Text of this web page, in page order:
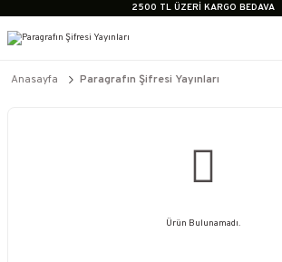
2500 TL ÜZERİ KARGO BEDAVA
2500 TL ÜZERİ KARGO BEDAVA
Anasayfa Paragrafın Şifresi Yayınları
Ürün Bulunamadı.